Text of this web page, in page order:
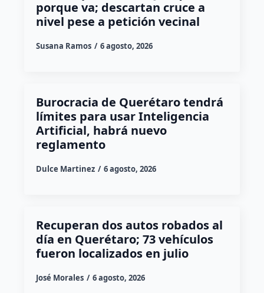
porque va; descartan cruce a
nivel pese a petición vecinal
Susana Ramos 6 agosto, 2026
Burocracia de Querétaro tendrá
límites para usar Inteligencia
Artificial, habrá nuevo
reglamento
Dulce Martinez 6 agosto, 2026
Recuperan dos autos robados al
día en Querétaro; 73 vehículos
fueron localizados en julio
José Morales 6 agosto, 2026